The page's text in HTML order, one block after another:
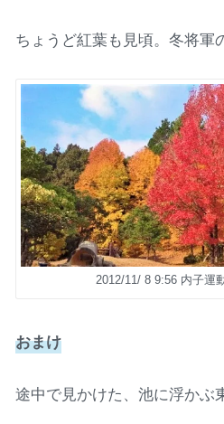
ちょうど紅葉も見頃。冬将軍
2012/11/ 8 9:56 内子運
おまけ
途中で見かけた、池に浮かぶ